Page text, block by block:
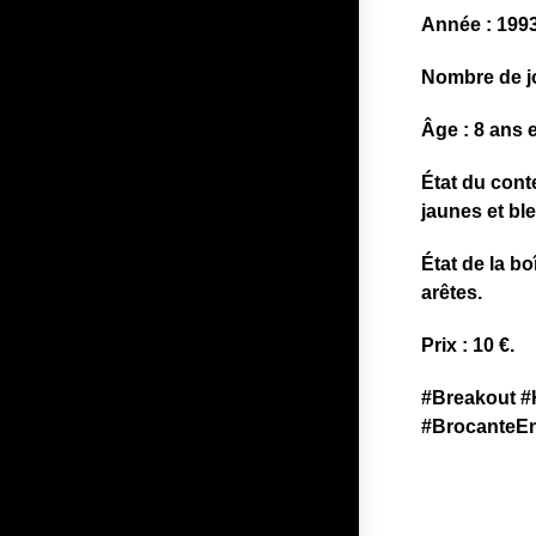
​Année :
​Nombre de
​Âge : 8 ans
​État du
jaunes et
État de la
arêtes.
Prix : 10 €.
​#Breakout